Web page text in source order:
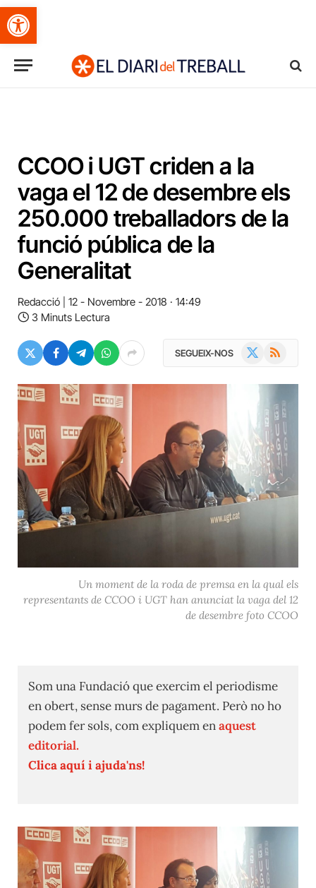
Obre la barra d'eines
CCOO i UGT criden a la
vaga el 12 de desembre els
250.000 treballadors de la
funció pública de la
Generalitat
Redacció
12 - Novembre - 2018 · 14:49
3 Minuts Lectura
SEGUEIX-NOS RSS
Un moment de la roda de premsa en la qual els
representants de CCOO i UGT han anunciat la vaga del 12
de desembre foto CCOO
Som una Fundació que exercim el periodisme
en obert, sense murs de pagament. Però no ho
podem fer sols, com expliquem enaquest
editorial.
Clica aquí i ajuda'ns!